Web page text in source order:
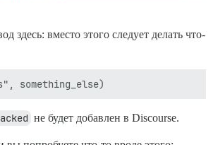
здесь: вместо этого следует делать что-
не будет добавлен в Discourse.